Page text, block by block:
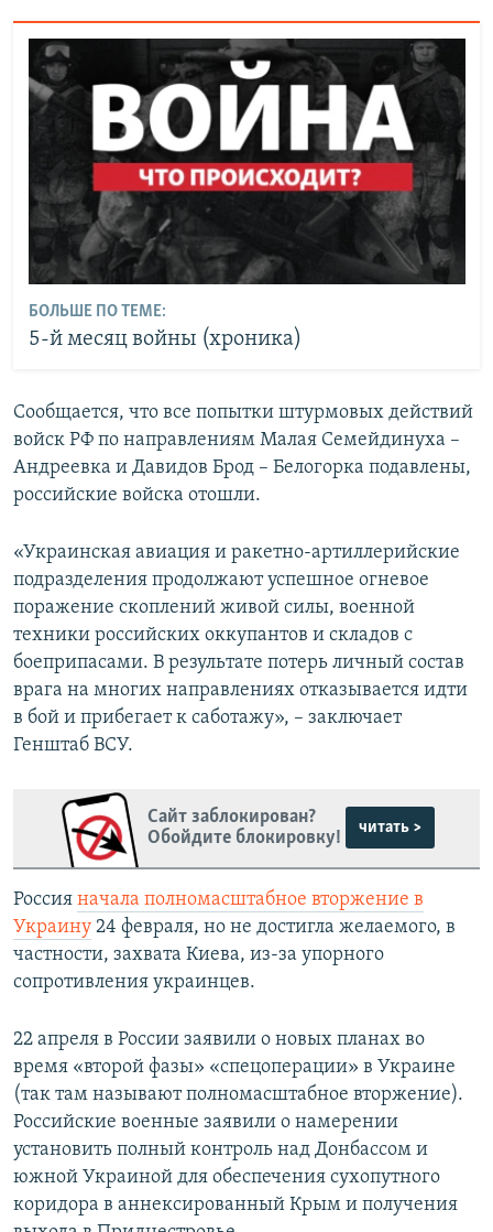
БОЛЬШЕ ПО ТЕМЕ:
5-й месяц войны (хроника)
Сообщается, что все попытки штурмовых действий
войск РФ по направлениям Малая Семейдинуха –
Андреевка и Давидов Брод – Белогорка подавлены,
российские войска отошли.
«Украинская авиация и ракетно-артиллерийские
подразделения продолжают успешное огневое
поражение скоплений живой силы, военной
техники российских оккупантов и складов с
боеприпасами. В результате потерь личный состав
врага на многих направлениях отказывается идти
в бой и прибегает к саботажу», – заключает
Генштаб ВСУ.
Сайт заблокирован?
Обойдите блокировку!
читать >
Россия начала полномасштабное вторжение в
Украину 24 февраля, но не достигла желаемого, в
частности, захвата Киева, из-за упорного
сопротивления украинцев.
22 апреля в России заявили о новых планах во
время «второй фазы» «спецоперации» в Украине
(так там называют полномасштабное вторжение).
Российские военные заявили о намерении
установить полный контроль над Донбассом и
южной Украиной для обеспечения сухопутного
коридора в аннексированный Крым и получения